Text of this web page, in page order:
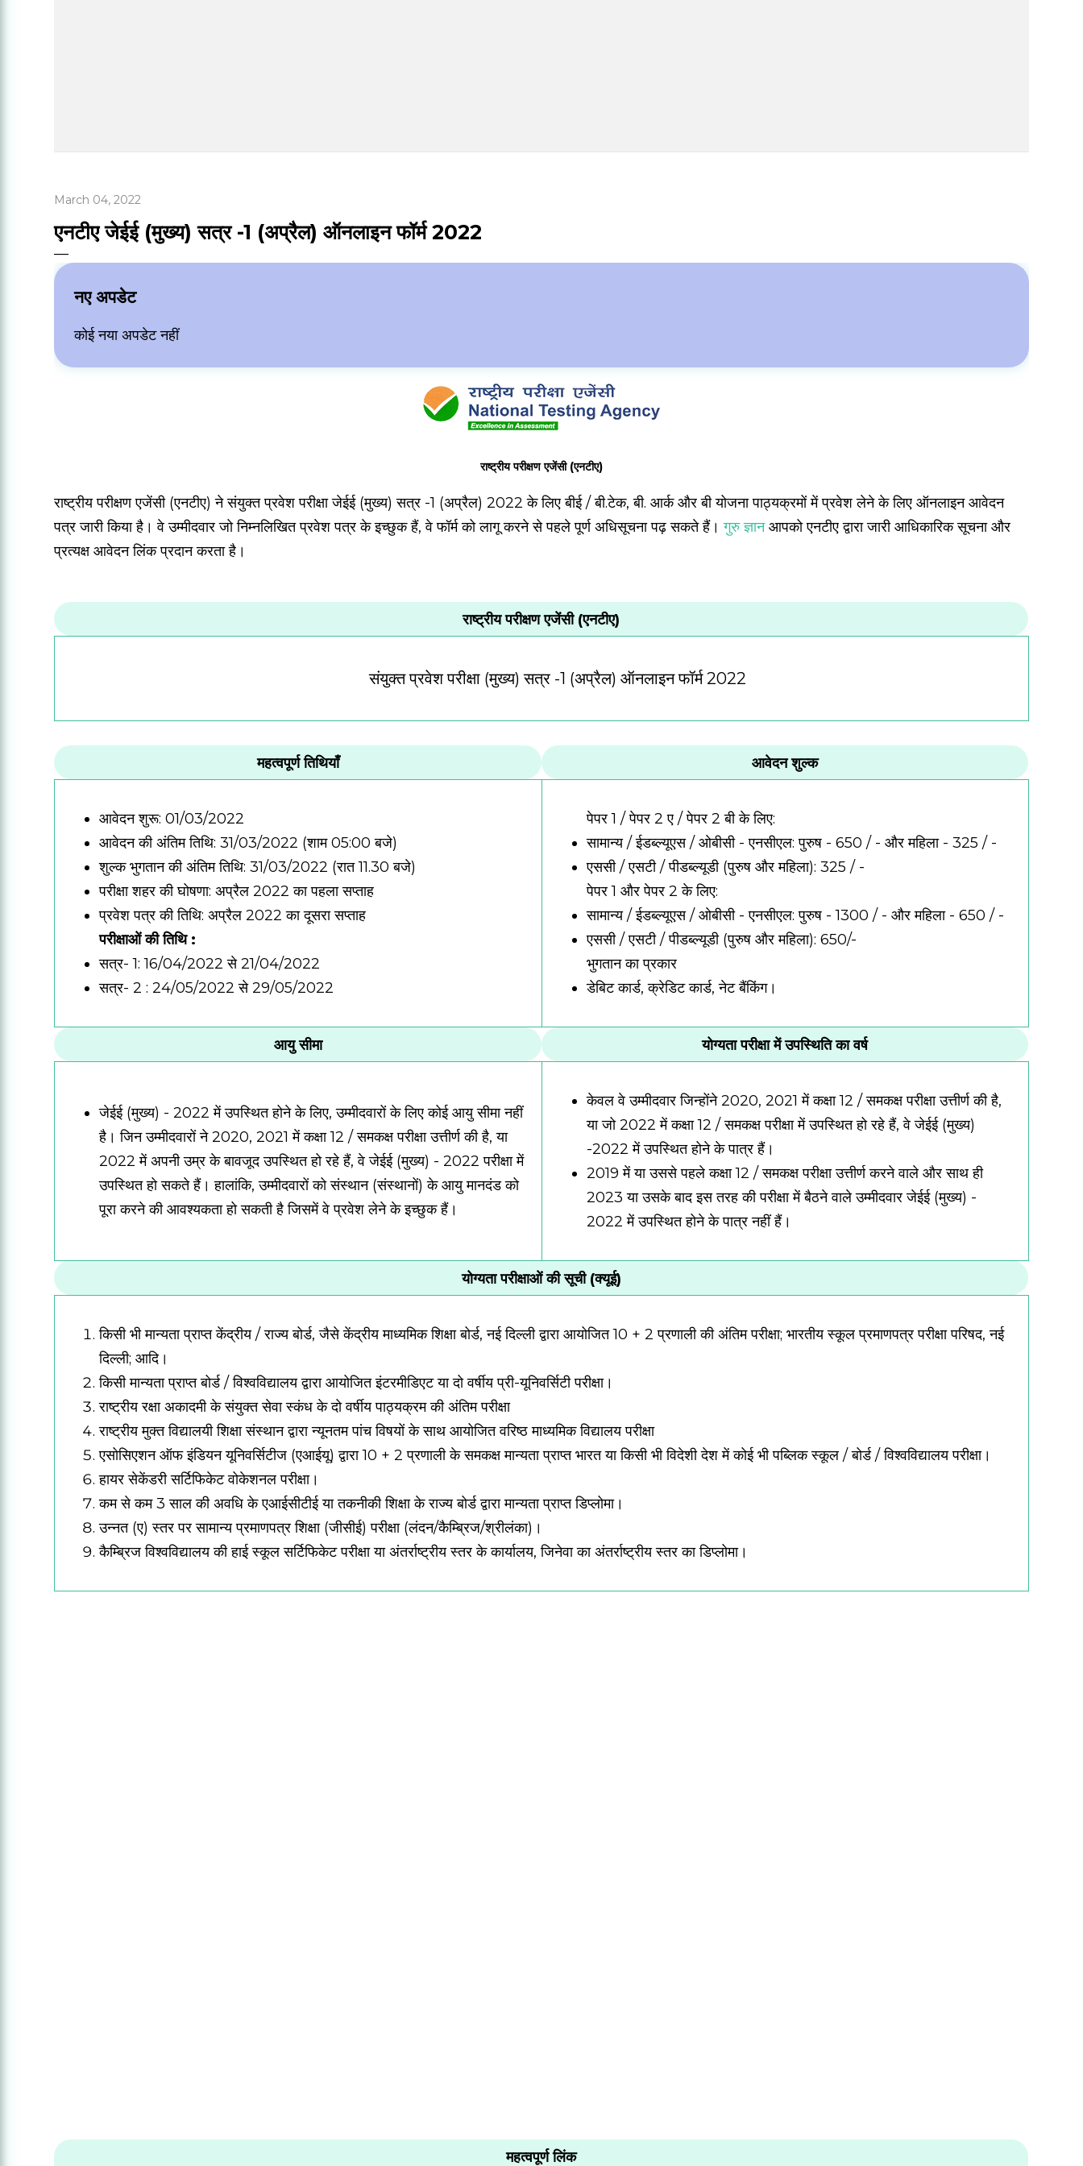
March 04, 2022
एनटीए जेईई (मुख्य) सत्र -1 (अप्रैल) ऑनलाइन फॉर्म 2022
नए अपडेट
कोई नया अपडेट नहीं
राष्ट्रीय परीक्षण एजेंसी (एनटीए)
राष्ट्रीय परीक्षण एजेंसी (एनटीए) ने संयुक्त प्रवेश परीक्षा जेईई (मुख्य) सत्र -1 (अप्रैल) 2022 के लिए बीई / बी.टेक, बी. आर्क और बी योजना पाठ्यक्रमों में प्रवेश लेने के लिए ऑनलाइन आवेदन
पत्र जारी किया है।वे उम्मीदवार जो निम्नलिखित प्रवेश पत्र के इच्छुक हैं, वे फॉर्म को लागू करने से पहले पूर्ण अधिसूचना पढ़ सकते हैं।गुरु ज्ञानआपको एनटीए द्वारा जारी आधिकारिक सूचना और
प्रत्यक्ष आवेदन लिंक प्रदान करता है।
राष्ट्रीय परीक्षण एजेंसी (एनटीए)
संयुक्त प्रवेश परीक्षा (मुख्य) सत्र -1 (अप्रैल) ऑनलाइन फॉर्म 2022
महत्वपूर्ण तिथियाँ आवेदन शुल्क
आवेदन शुरू: 01/03/2022
आवेदन की अंतिम तिथि: 31/03/2022 (शाम 05:00 बजे)
शुल्क भुगतान की अंतिम तिथि: 31/03/2022 (रात 11.30 बजे)
परीक्षा शहर की घोषणा: अप्रैल 2022 का पहला सप्ताह
प्रवेश पत्र की तिथि: अप्रैल 2022 का दूसरा सप्ताह
परीक्षाओं की तिथि :
सत्र- 1: 16/04/2022 से 21/04/2022
सत्र- 2 : 24/05/2022 से 29/05/2022
पेपर 1 / पेपर 2 ए / पेपर 2 बी के लिए:
सामान्य / ईडब्ल्यूएस / ओबीसी - एनसीएल: पुरुष - 650 / - और महिला - 325 / -
एससी / एसटी / पीडब्ल्यूडी (पुरुष और महिला): 325 / -
पेपर 1 और पेपर 2 के लिए:
सामान्य / ईडब्ल्यूएस / ओबीसी - एनसीएल: पुरुष - 1300 / - और महिला - 650 / -
एससी / एसटी / पीडब्ल्यूडी (पुरुष और महिला): 650/-
भुगतान का प्रकार
डेबिट कार्ड, क्रेडिट कार्ड, नेट बैंकिंग।
आयु सीमा योग्यता परीक्षा में उपस्थिति का वर्ष
जेईई (मुख्य) - 2022 में उपस्थित होने के लिए, उम्मीदवारों के लिए कोई आयु सीमा नहीं
है।जिन उम्मीदवारों ने 2020, 2021 में कक्षा 12 / समकक्ष परीक्षा उत्तीर्ण की है, या
2022 में अपनी उम्र के बावजूद उपस्थित हो रहे हैं, वे जेईई (मुख्य) - 2022 परीक्षा में
उपस्थित हो सकते हैं।हालांकि, उम्मीदवारों को संस्थान (संस्थानों) के आयु मानदंड को
पूरा करने की आवश्यकता हो सकती है जिसमें वे प्रवेश लेने के इच्छुक हैं।
केवल वे उम्मीदवार जिन्होंने 2020, 2021 में कक्षा 12 / समकक्ष परीक्षा उत्तीर्ण की है,
या जो 2022 में कक्षा 12 / समकक्ष परीक्षा में उपस्थित हो रहे हैं, वे जेईई (मुख्य)
-2022 में उपस्थित होने के पात्र हैं।
2019 में या उससे पहले कक्षा 12 / समकक्ष परीक्षा उत्तीर्ण करने वाले और साथ ही
2023 या उसके बाद इस तरह की परीक्षा में बैठने वाले उम्मीदवार जेईई (मुख्य) -
2022 में उपस्थित होने के पात्र नहीं हैं।
योग्यता परीक्षाओं की सूची (क्यूई)
किसी भी मान्यता प्राप्त केंद्रीय / राज्य बोर्ड, जैसे केंद्रीय माध्यमिक शिक्षा बोर्ड, नई दिल्ली द्वारा आयोजित 10 + 2 प्रणाली की अंतिम परीक्षा;भारतीय स्कूल प्रमाणपत्र परीक्षा परिषद, नई
दिल्ली;आदि।
किसी मान्यता प्राप्त बोर्ड / विश्वविद्यालय द्वारा आयोजित इंटरमीडिएट या दो वर्षीय प्री-यूनिवर्सिटी परीक्षा।
राष्ट्रीय रक्षा अकादमी के संयुक्त सेवा स्कंध के दो वर्षीय पाठ्यक्रम की अंतिम परीक्षा
राष्ट्रीय मुक्त विद्यालयी शिक्षा संस्थान द्वारा न्यूनतम पांच विषयों के साथ आयोजित वरिष्ठ माध्यमिक विद्यालय परीक्षा
एसोसिएशन ऑफ इंडियन यूनिवर्सिटीज (एआईयू) द्वारा 10 + 2 प्रणाली के समकक्ष मान्यता प्राप्त भारत या किसी भी विदेशी देश में कोई भी पब्लिक स्कूल / बोर्ड / विश्वविद्यालय परीक्षा।
हायर सेकेंडरी सर्टिफिकेट वोकेशनल परीक्षा।
कम से कम 3 साल की अवधि के एआईसीटीई या तकनीकी शिक्षा के राज्य बोर्ड द्वारा मान्यता प्राप्त डिप्लोमा।
उन्नत (ए) स्तर पर सामान्य प्रमाणपत्र शिक्षा (जीसीई) परीक्षा (लंदन/कैम्ब्रिज/श्रीलंका)।
कैम्ब्रिज विश्वविद्यालय की हाई स्कूल सर्टिफिकेट परीक्षा या अंतर्राष्ट्रीय स्तर के कार्यालय, जिनेवा का अंतर्राष्ट्रीय स्तर का डिप्लोमा।
महत्वपूर्ण लिंक